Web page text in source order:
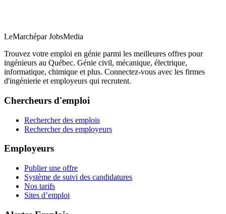
LeMarchépar JobsMedia
Trouvez votre emploi en génie parmi les meilleures offres pour
ingénieurs au Québec. Génie civil, mécanique, électrique,
informatique, chimique et plus. Connectez-vous avec les firmes
d'ingénierie et employeurs qui recrutent.
Chercheurs d'emploi
Rechercher des emplois
Rechercher des employeurs
Employeurs
Publier une offre
Système de suivi des candidatures
Nos tarifs
Sites d’emploi